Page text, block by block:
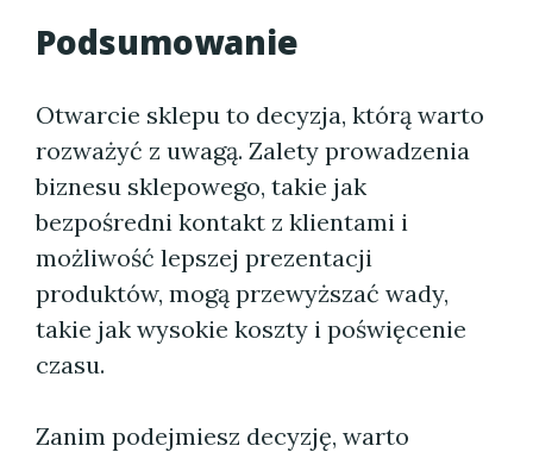
Podsumowanie
Otwarcie sklepu to decyzja, którą warto
rozważyć z uwagą. Zalety prowadzenia
biznesu sklepowego, takie jak
bezpośredni kontakt z klientami i
możliwość lepszej prezentacji
produktów, mogą przewyższać wady,
takie jak wysokie koszty i poświęcenie
czasu.
Zanim podejmiesz decyzję, warto